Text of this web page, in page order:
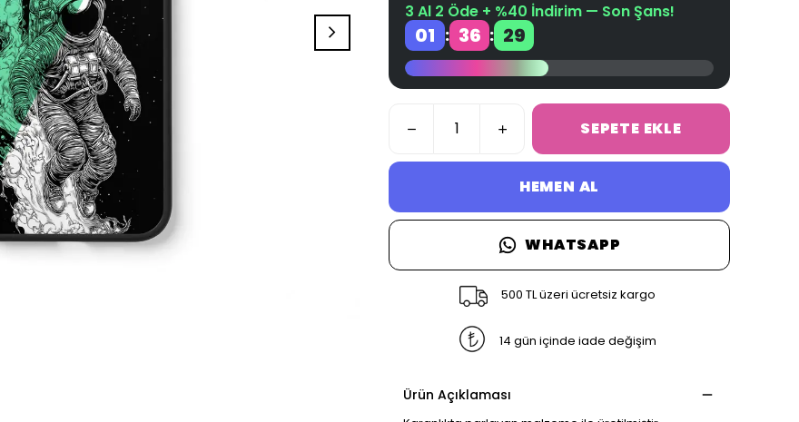
3 Al 2 Öde + %40 İndirim — Son Şans!
01 : 36 : 28
SEPETE EKLE
HEMEN AL
WHATSAPP
500 TL üzeri ücretsiz kargo
14 gün içinde iade değişim
Ürün Açıklaması